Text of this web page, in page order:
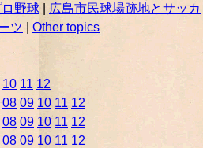
野球
広島市民球場跡地とサッカ
ツ
Other topics
10 11 12
08 09 10 11 12
08 09 10 11 12
08 09 10 11 12